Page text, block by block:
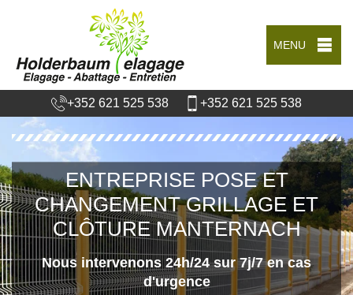
MENU
+352 621 525 538 +352 621 525 538
ENTREPRISE POSE ET
CHANGEMENT GRILLAGE ET
CLÔTURE MANTERNACH
Nous intervenons 24h/24 sur 7j/7 en cas
d'urgence